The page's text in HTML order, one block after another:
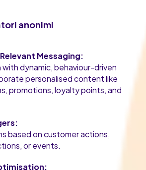
anonimi
Messaging:
dynamic, behaviour-driven
personalised content like
promotions, loyalty points, and
based on customer actions,
or events.